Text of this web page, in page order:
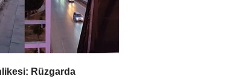
Rüzgarda